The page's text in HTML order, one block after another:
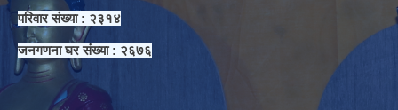
परिवार संख्या : २३१४
जनगणना घर संख्या : २६७६